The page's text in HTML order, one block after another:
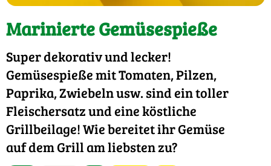
Marinierte Gemüsespieße
Super dekorativ und lecker!
Gemüsespieße mit Tomaten, Pilzen,
Paprika, Zwiebeln usw. sind ein toller
Fleischersatz und eine köstliche
Grillbeilage! Wie bereitet ihr Gemüse
auf dem Grill am liebsten zu?